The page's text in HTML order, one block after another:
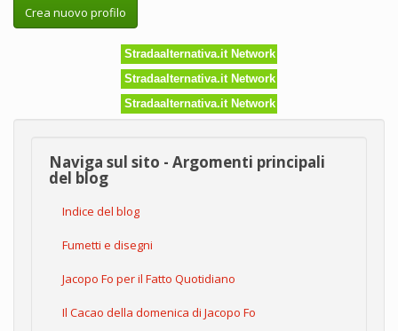
Crea nuovo profilo
Stradaalternativa.it Network
Stradaalternativa.it Network
Stradaalternativa.it Network
Naviga sul sito - Argomenti principali
del blog
Indice del blog
Fumetti e disegni
Jacopo Fo per il Fatto Quotidiano
Il Cacao della domenica di Jacopo Fo